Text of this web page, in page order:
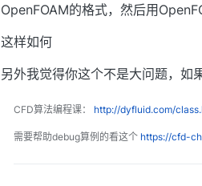
OpenFOAM的格式，然后用
这样如何
另外我觉得你这个不是大问题，如
CFD算法编程课： http://dyfluid.com/
需要帮助debug算例的看这个 https://cfd-